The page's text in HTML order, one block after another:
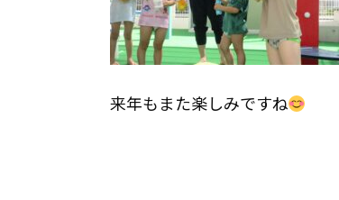
来年もまた楽しみですね